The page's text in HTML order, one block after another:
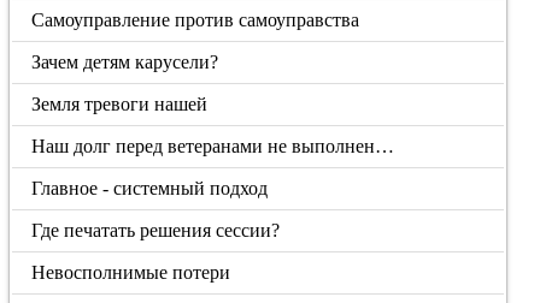
Самоуправление против самоуправства
Зачем детям карусели?
Земля тревоги нашей
Наш долг перед ветеранами не выполнен…
Главное - системный подход
Где печатать решения сессии?
Невосполнимые потери